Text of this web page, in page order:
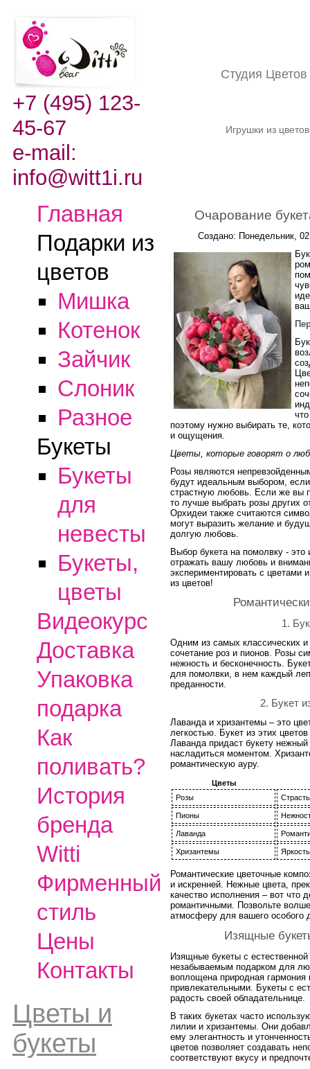
+7 (495) 123-
45-67
e-mail:
info@witt1i.ru
Студия Цветов
Игрушки из
Главная
Подарки из
цветов
Мишка
Котенок
Зайчик
Слоник
Разное
Букеты
Букеты
для
невесты
Букеты,
цветы
Видеокурс
Доставка
Упаковка
подарка
Как
поливать?
История
бренда
Witti
Фирменный
стиль
Цены
Контакты
Цветы и
букеты
Очарование
Создано: Понедельник,
поэтому нужно выбирать те,
и ощущения.
Цветы, которые говорят о
Розы являются
будут идеальным выбором,
страстную любовь. Если же вы
то лучше выбрать розы других
Орхидеи также считаются
могут выразить желание и
долгую любовь.
Выбор букета на помолвку -
отражать вашу любовь и
экспериментировать с
из цветов!
1.
Одним из самых классических и
сочетание роз и пионов. Розы
нежность и бесконечность.
для помолвки, в нем каждый
преданности.
2. Букет
Лаванда и хризантемы – это
легкостью. Букет из этих
Лаванда придаст букету
насладиться моментом.
романтическую ауру.
Цветы
Розы
Пионы
Лаванда
Хризантемы
Романтические цветочные
и искренней. Нежные цвета,
качество исполнения – вот что
романтичными. Позвольте
атмосферу для вашего особого
Изящные
Изящные букеты с
незабываемым подарком для
воплощена природная гармония
привлекательными. Букеты с
радость своей обладательнице.
В таких букетах часто
лилии и хризантемы. Они
ему элегантность и
цветов позволяет создавать
соответствуют вкусу и